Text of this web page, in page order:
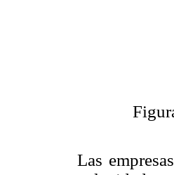
Las